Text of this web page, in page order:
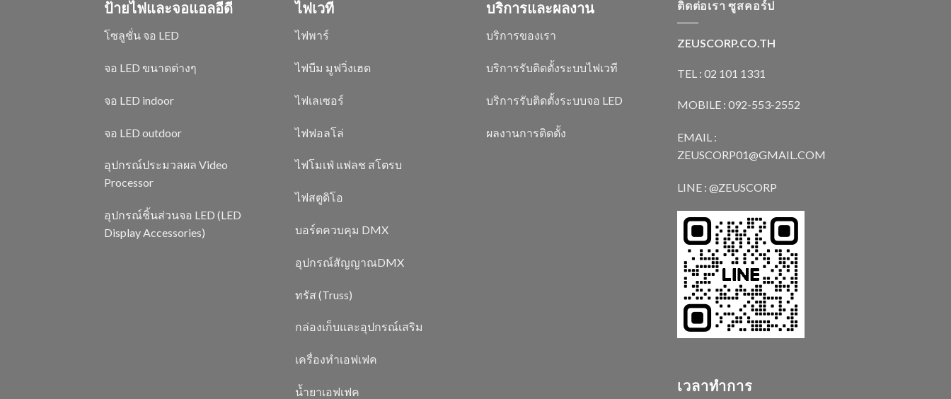
ป้ายไฟและจอแอลอีดี
โซลูชั่น จอ LED
จอ LED ขนาดต่างๆ
จอ LED indoor
จอ LED outdoor
อุปกรณ์ประมวลผล Video
Processor
อุปกรณ์ชิ้นส่วนจอ LED (LED
Display Accessories)
ไฟเวที
ไฟพาร์
ไฟบีม มูฟวิ่งเฮด
ไฟเลเซอร์
ไฟฟอลโล่
ไฟโมเฟ่ แฟลช สโตรบ
ไฟสตูดิโอ
บอร์ดควบคุม DMX
อุปกรณ์สัญญาณDMX
ทรัส (Truss)
กล่องเก็บและอุปกรณ์เสริม
เครื่องทำเอฟเฟค
น้ำยาเอฟเฟค
บริการและผลงาน
บริการของเรา
บริการรับติดตั้งระบบไฟเวที
บริการรับติดตั้งระบบจอ LED
ผลงานการติดตั้ง
ติดต่อเรา ซูสคอร์ป
ZEUSCORP.CO.TH
TEL : 02 101 1331
MOBILE : 092-553-2552
EMAIL :
ZEUSCORP01@GMAIL.COM
LINE : @ZEUSCORP
เวลาทำการ